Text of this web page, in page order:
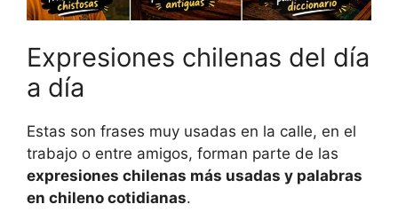
Expresiones chilenas del día
a día
Estas son frases muy usadas en la calle, en el
trabajo o entre amigos, forman parte de las
expresiones chilenas más usadas y palabras
en chileno cotidianas.